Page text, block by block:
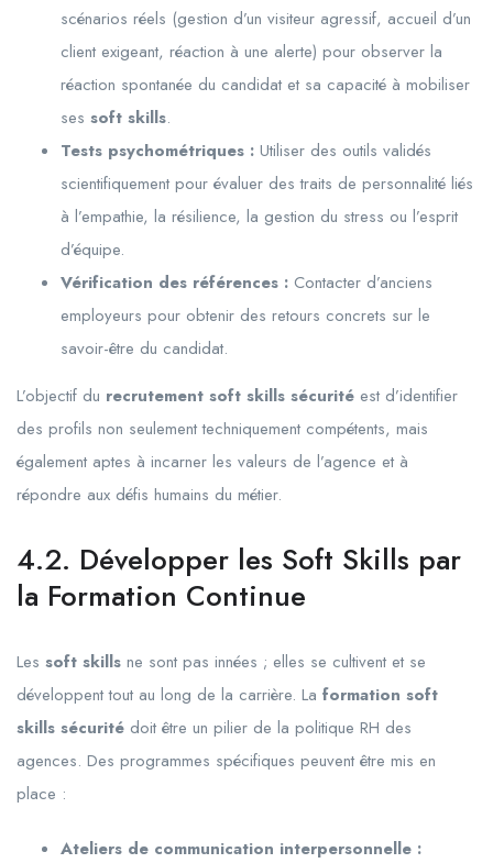
scénarios réels (gestion d’un visiteur agressif, accueil d’un
client exigeant, réaction à une alerte) pour observer la
réaction spontanée du candidat et sa capacité à mobiliser
ses soft skills.
Tests psychométriques : Utiliser des outils validés
scientifiquement pour évaluer des traits de personnalité liés
à l’empathie, la résilience, la gestion du stress ou l’esprit
d’équipe.
Vérification des références : Contacter d’anciens
employeurs pour obtenir des retours concrets sur le
savoir-être du candidat.
L’objectif du recrutement soft skills sécurité est d’identifier
des profils non seulement techniquement compétents, mais
également aptes à incarner les valeurs de l’agence et à
répondre aux défis humains du métier.
4.2. Développer les Soft Skills par
la Formation Continue
Les soft skills ne sont pas innées ; elles se cultivent et se
développent tout au long de la carrière. La formation soft
skills sécurité doit être un pilier de la politique RH des
agences. Des programmes spécifiques peuvent être mis en
place :
Ateliers de communication interpersonnelle :